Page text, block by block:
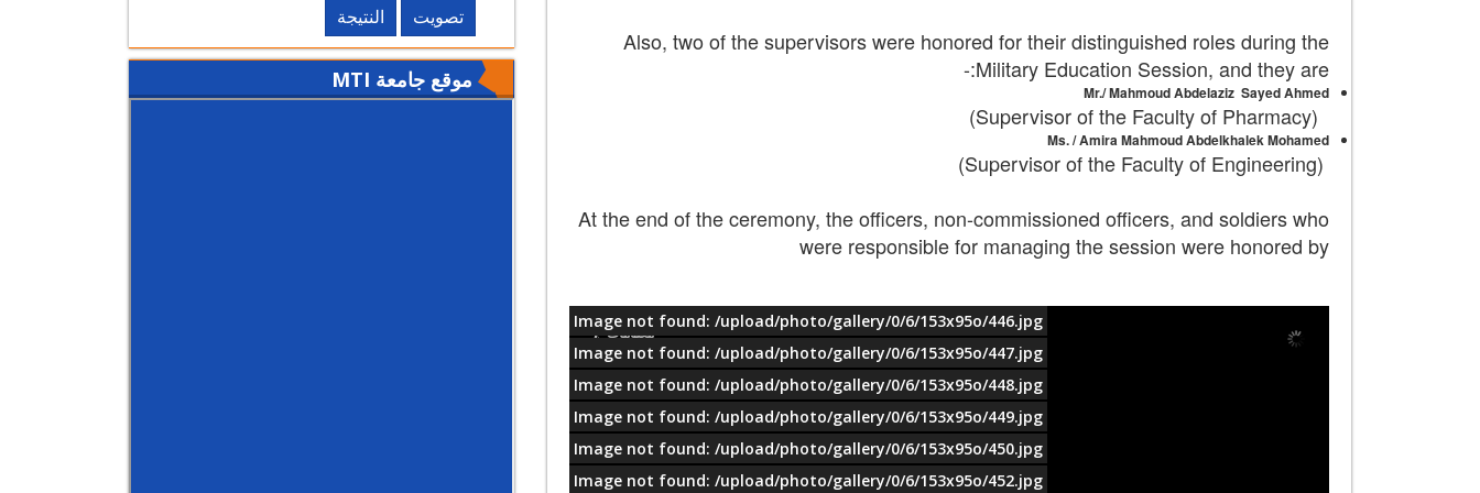
Also, two of the supervisors were honored for their distinguished roles during the
Military Education Session, and they are:-
Mr./ Mahmoud Abdelaziz Sayed Ahmed
(Supervisor of the Faculty of Pharmacy)
Ms. / Amira Mahmoud Abdelkhalek Mohamed
(Supervisor of the Faculty of Engineering)
At the end of the ceremony, the officers, non-commissioned officers, and soldiers who
were responsible for managing the session were honored by
معلومات
Image not found: /upload/photo/gallery/0/6/153x95o/446.jpg
Image not found: /upload/photo/gallery/0/6/153x95o/447.jpg
Image not found: /upload/photo/gallery/0/6/153x95o/448.jpg
Image not found: /upload/photo/gallery/0/6/153x95o/449.jpg
Image not found: /upload/photo/gallery/0/6/153x95o/450.jpg
Image not found: /upload/photo/gallery/0/6/153x95o/452.jpg
تصويت النتيجة
موقع جامعة MTI